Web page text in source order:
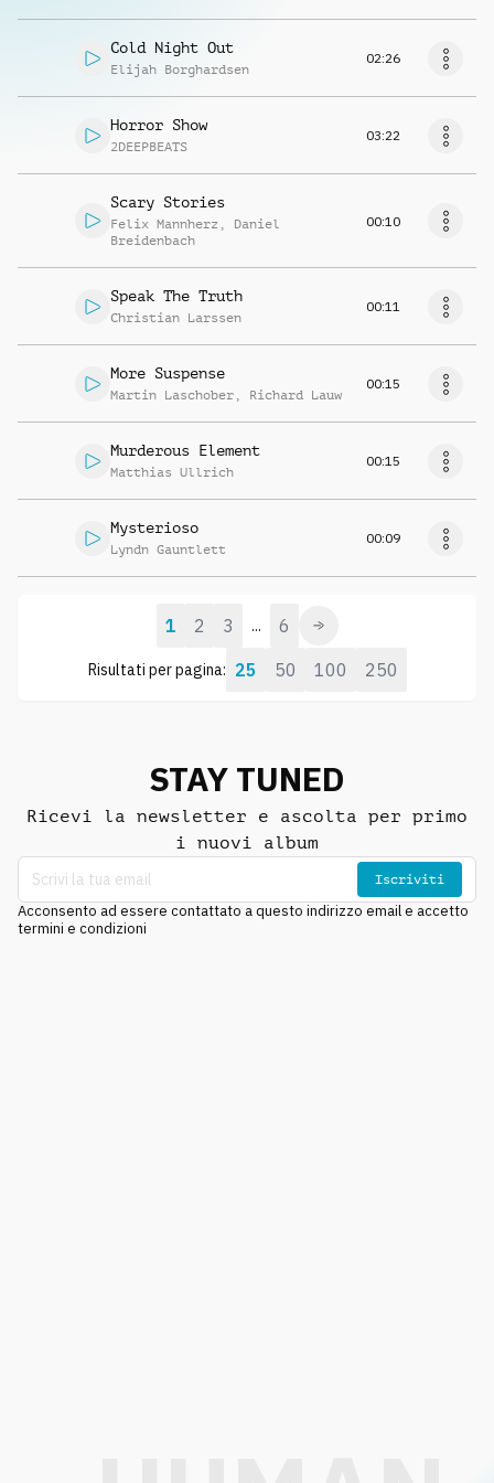
Cold Night Out
Elijah Borghardsen
02:26
Horror Show
2DEEPBEATS
03:22
Scary Stories
Felix Mannherz , Daniel
Breidenbach
00:10
Speak The Truth
Christian Larssen
00:11
More Suspense
Martin Laschober , Richard Lauw
00:15
Murderous Element
Matthias Ullrich
00:15
Mysterioso
Lyndn Gauntlett
00:09
Risultati per pagina: 25 50 100 250
1 2 3 ... 6
STAY TUNED
Ricevi la newsletter e ascolta per primo
i nuovi album
Iscriviti
Acconsento ad essere contattato a questo indirizzo email e accetto
termini e condizioni